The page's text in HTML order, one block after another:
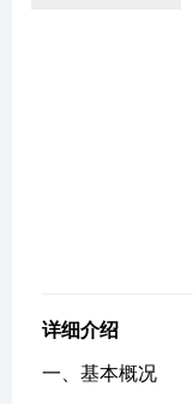
详细介绍
一、基本概况‌